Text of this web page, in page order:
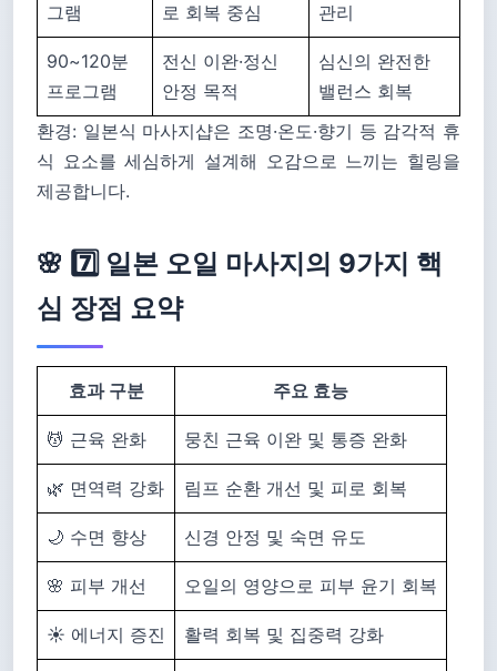
그램
로 회복 중심
관리
90~120분
프로그램
전신 이완·정신
안정 목적
심신의 완전한
밸런스 회복
환경: 일본식 마사지샵은 조명·온도·향기 등 감각적 휴
식 요소를 세심하게 설계해 오감으로 느끼는 힐링을
제공합니다.
🌸 7️⃣ 일본 오일 마사지의 9가지 핵
심 장점 요약
효과 구분 주요 효능
💆 근육 완화 뭉친 근육 이완 및 통증 완화
🌿 면역력 강화 림프 순환 개선 및 피로 회복
🌙 수면 향상 신경 안정 및 숙면 유도
🌸 피부 개선 오일의 영양으로 피부 윤기 회복
☀️ 에너지 증진 활력 회복 및 집중력 강화